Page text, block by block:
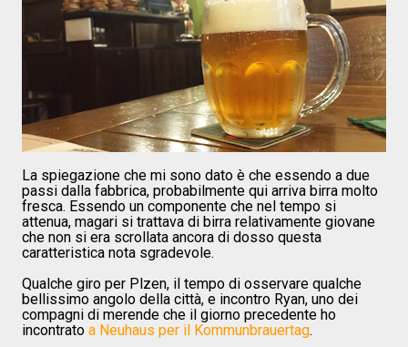
La spiegazione che mi sono dato è che essendo a due
passi dalla fabbrica, probabilmente qui arriva birra molto
fresca. Essendo un componente che nel tempo si
attenua, magari si trattava di birra relativamente giovane
che non si era scrollata ancora di dosso questa
caratteristica nota sgradevole.
Qualche giro per Plzen, il tempo di osservare qualche
bellissimo angolo della città, e incontro Ryan, uno dei
compagni di merende che il giorno precedente ho
incontrato a Neuhaus per il Kommunbrauertag.